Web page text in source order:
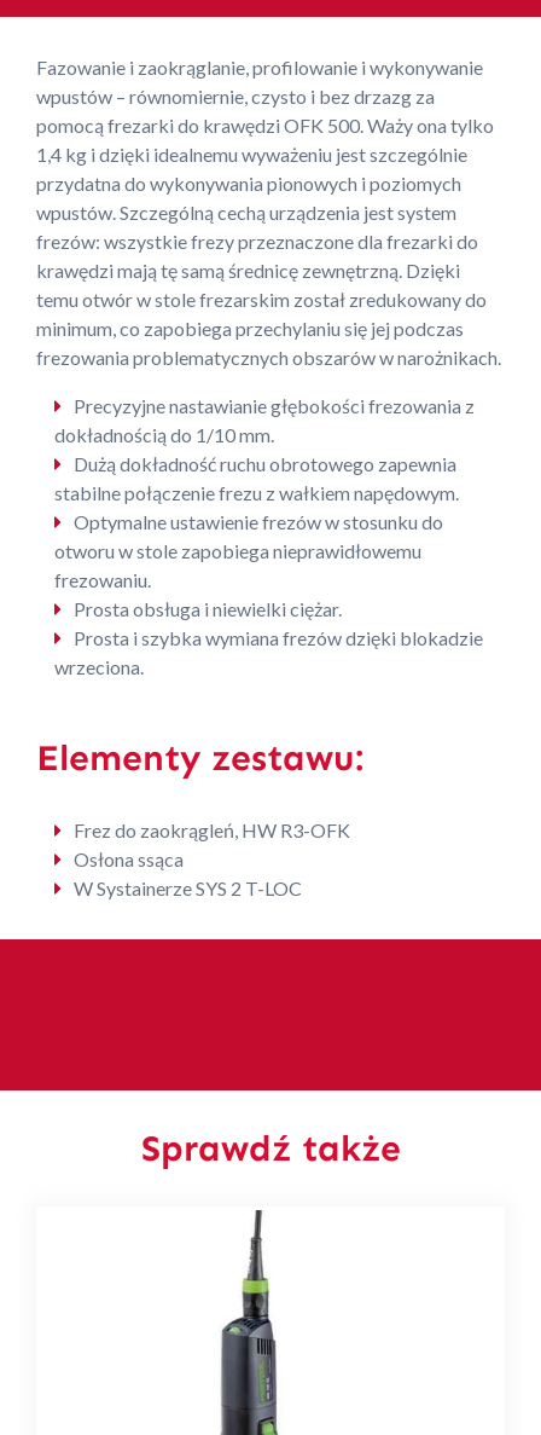
Fazowanie i zaokrąglanie, profilowanie i wykonywanie
wpustów – równomiernie, czysto i bez drzazg za
pomocą frezarki do krawędzi OFK 500. Waży ona tylko
1,4 kg i dzięki idealnemu wyważeniu jest szczególnie
przydatna do wykonywania pionowych i poziomych
wpustów. Szczególną cechą urządzenia jest system
frezów: wszystkie frezy przeznaczone dla frezarki do
krawędzi mają tę samą średnicę zewnętrzną. Dzięki
temu otwór w stole frezarskim został zredukowany do
minimum, co zapobiega przechylaniu się jej podczas
frezowania problematycznych obszarów w narożnikach.
Precyzyjne nastawianie głębokości frezowania z
dokładnością do 1/10 mm.
Dużą dokładność ruchu obrotowego zapewnia
stabilne połączenie frezu z wałkiem napędowym.
Optymalne ustawienie frezów w stosunku do
otworu w stole zapobiega nieprawidłowemu
frezowaniu.
Prosta obsługa i niewielki ciężar.
Prosta i szybka wymiana frezów dzięki blokadzie
wrzeciona.
Elementy zestawu:
Frez do zaokrągleń, HW R3-OFK
Osłona ssąca
W Systainerze SYS 2 T-LOC
Sprawdź także